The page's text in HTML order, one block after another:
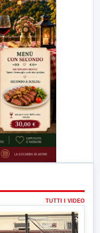
TUTTI I VIDEO